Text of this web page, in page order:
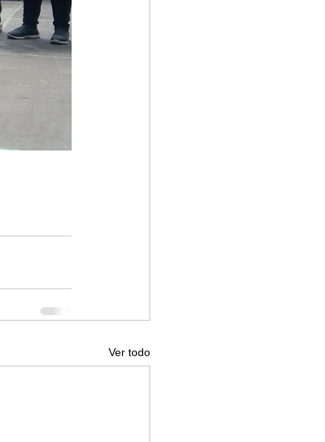
Ver todo